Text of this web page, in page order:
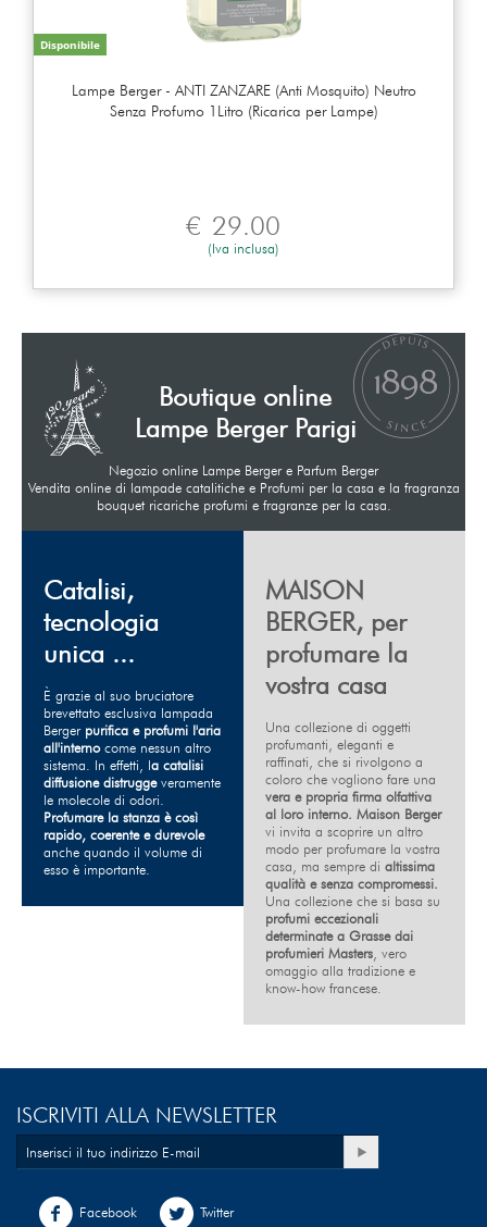
Disponibile
Lampe Berger - ANTI ZANZARE (Anti Mosquito) Neutro
Senza Profumo 1Litro (Ricarica per Lampe)
€ 29.00
(Iva inclusa)
Boutique online
Lampe Berger Parigi
Negozio online Lampe Berger e Parfum Berger
Vendita online di lampade catalitiche e Profumi per la casa e la fragranza
bouquet ricariche profumi e fragranze per la casa.
Catalisi,
tecnologia
unica ...
È grazie al suo bruciatore
brevettato esclusiva lampada
Berger purifica e profumi l'aria
all'internocome nessun altro
sistema. In effetti, la catalisi
diffusione distruggeveramente
le molecole di odori.
Profumare la stanza è così
rapido, coerente e durevole
anche quando il volume di
esso è importante.
MAISON
BERGER, per
profumare la
vostra casa
Una collezione di oggetti
profumanti, eleganti e
raffinati, che si rivolgono a
coloro che vogliono fare una
vera e propria firma olfattiva
al loro interno. Maison Berger
vi invita a scoprire un altro
modo per profumare la vostra
casa, ma sempre di altissima
qualità e senza compromessi.
Una collezione che si basa su
profumi eccezionali
determinate a Grasse dai
profumieri Masters , vero
omaggio alla tradizione e
know-how francese.
ISCRIVITI ALLA NEWSLETTER
Facebook Twitter